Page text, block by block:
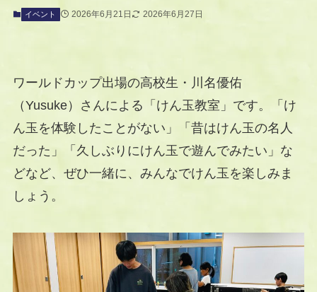
イベント 2026年6月21日 2026年6月27日
ワールドカップ出場の高校生・川名優佑
（Yusuke）さんによる「けん玉教室」です。「け
ん玉を体験したことがない」「昔はけん玉の名人
だった」「久しぶりにけん玉で遊んでみたい」な
どなど、ぜひ一緒に、みんなでけん玉を楽しみま
しょう。